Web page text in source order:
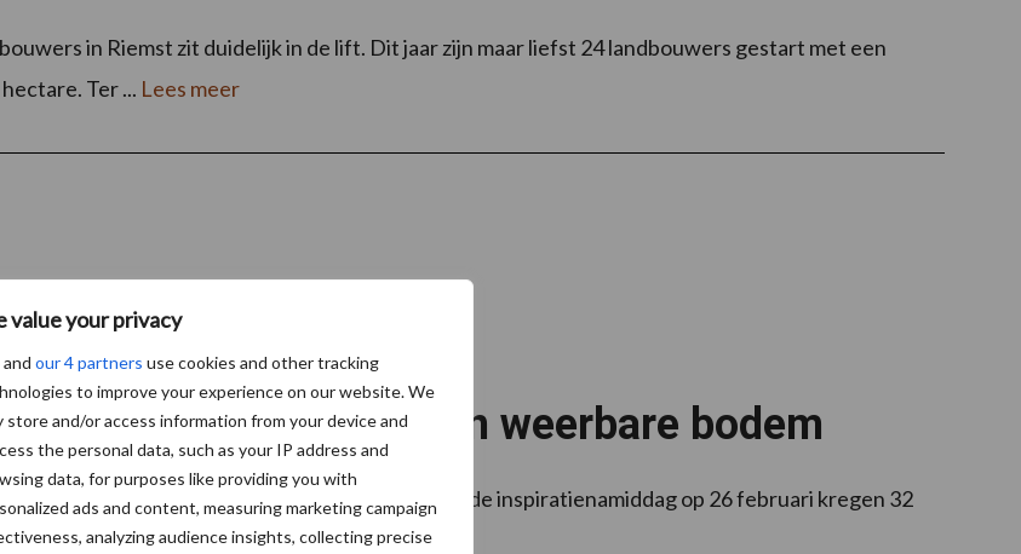
value your privacy
our 4 partners use cookies and other tracking
to improve your experience on our website. We
store and/or access information from your device and
the personal data, such as your IP address and
data, for purposes like providing you with
ads and content, measuring marketing campaign
analyzing audience insights, collecting precise
in Riemst zit duidelijk in de lift. Dit jaar zijn maar liefst 24 landbouwers gestart met een
Ter ... Lees meer
voor een vruchtbare en weerbare bodem
en koolstof vast te leggen? Tijdens een boeiende inspiratienamiddag op 26 februari kregen 32
van compost en ...Lees meer